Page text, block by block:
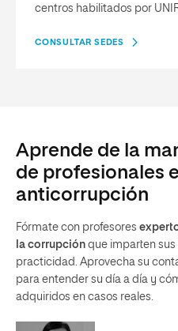
centros habilitados por
CONSULTAR SEDES
Aprende de la
de profesionales
anticorrupción
Fórmate con profesores
la corrupción que imparten sus
practicidad. Aprovecha su
para entender su día a día y
adquiridos en casos reales.